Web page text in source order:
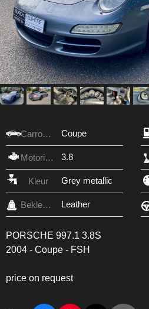
Carrosserie Coupe
Motorinhoud 3.8
Kleur Grey metallic
Bekleding Leather
PORSCHE 997.1 3.8S
2004 - Coupe - FSH
price on request